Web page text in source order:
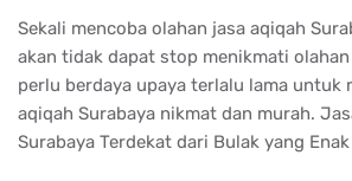
Sekali mencoba olahan jasa aqiqah
akan tidak dapat stop menikmati
perlu berdaya upaya terlalu lama untuk
aqiqah Surabaya nikmat dan murah.
Surabaya Terdekat dari Bulak yang